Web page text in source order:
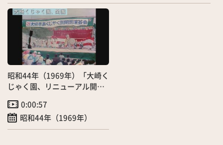
昭和44年（1969年）「大崎く
じゃく園、リニューアル開
0:00:57
昭和44年（1969年）